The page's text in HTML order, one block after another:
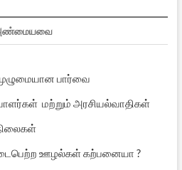
பார்வை
மற்றும் அரசியல்வாதிகள்
ஊழல்கள் கற்பனையா ?